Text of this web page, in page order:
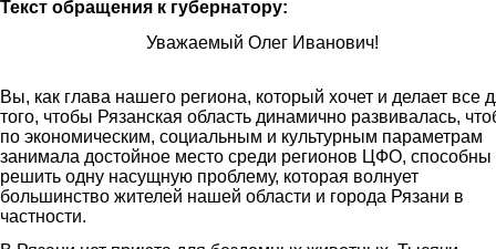
Текст обращения к губернатору:
Уважаемый Олег Иванович!
Вы, как глава нашего региона, который хочет и делает все
того, чтобы Рязанская область динамично развивалась,
по экономическим, социальным и культурным параметрам
занимала достойное место среди регионов ЦФО, способны
решить одну насущную проблему, которая волнует
большинство жителей нашей области и города Рязани в
частности.